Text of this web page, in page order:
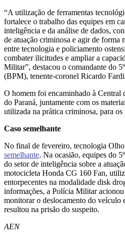
“A utilização de ferramentas
fortalece o trabalho das equipes em
inteligência e da análise de dados,
de atuação criminosa e agir de forma
entre tecnologia e policiamento
combater ilicitudes e ampliar a
Militar”, destacou o comandante do
(BPM), tenente-coronel Ricardo
O homem foi encaminhado à Central
do Paraná, juntamente com os
utilizada na prática criminosa, para
Caso semelhante
No final de fevereiro, tecnologia
semelhante. Na ocasião, equipes do
do setor de inteligência sobre a
motocicleta Honda CG 160 Fan,
entorpecentes na modalidade disk
informações, a Polícia Militar
monitorar o deslocamento do veículo
resultou na prisão do suspeito.
AEN